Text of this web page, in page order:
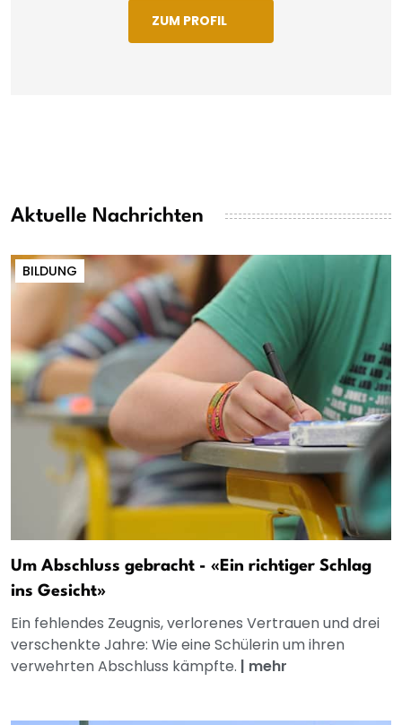
ZUM PROFIL
Aktuelle Nachrichten
BILDUNG
Um Abschluss gebracht - «Ein richtiger Schlag
ins Gesicht»
Ein fehlendes Zeugnis, verlorenes Vertrauen und drei
verschenkte Jahre: Wie eine Schülerin um ihren
verwehrten Abschluss kämpfte. | mehr